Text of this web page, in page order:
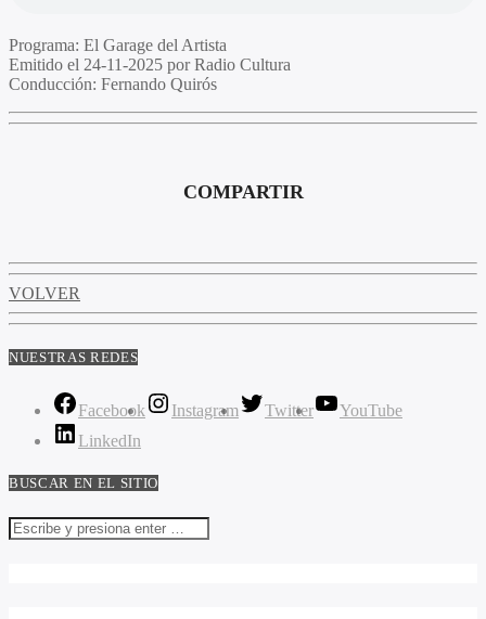
Programa: El Garage del Artista
Emitido el 24-11-2025 por Radio Cultura
Conducción: Fernando Quirós
COMPARTIR
VOLVER
NUESTRAS REDES
Facebook Instagram Twitter
YouTube
LinkedIn
BUSCAR EN EL SITIO